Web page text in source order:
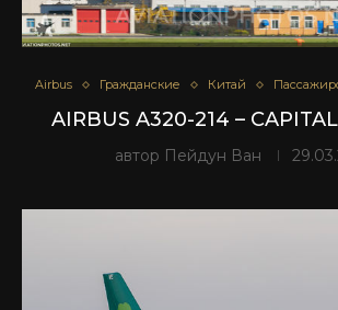
Airbus Гражданские Китай
AIRBUS A320-214 –
автор Пейдун Ван